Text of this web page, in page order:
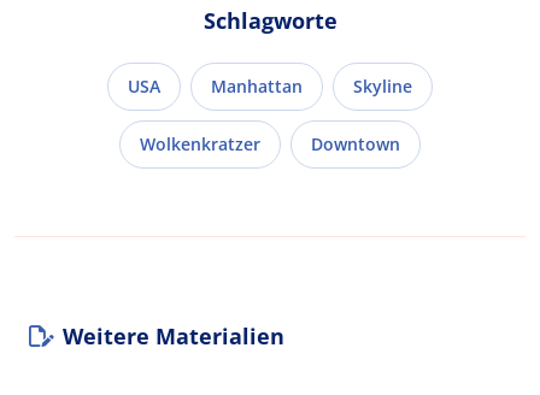
Schlagworte
USA Manhattan Skyline
Wolkenkratzer Downtown
Weitere Materialien